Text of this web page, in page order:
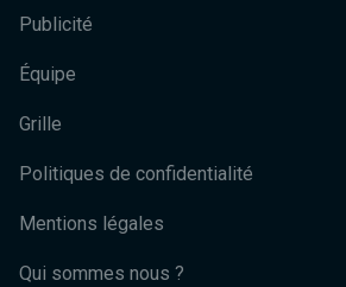
Publicité
Équipe
Grille
Politiques de confidentialité
Mentions légales
Qui sommes nous ?